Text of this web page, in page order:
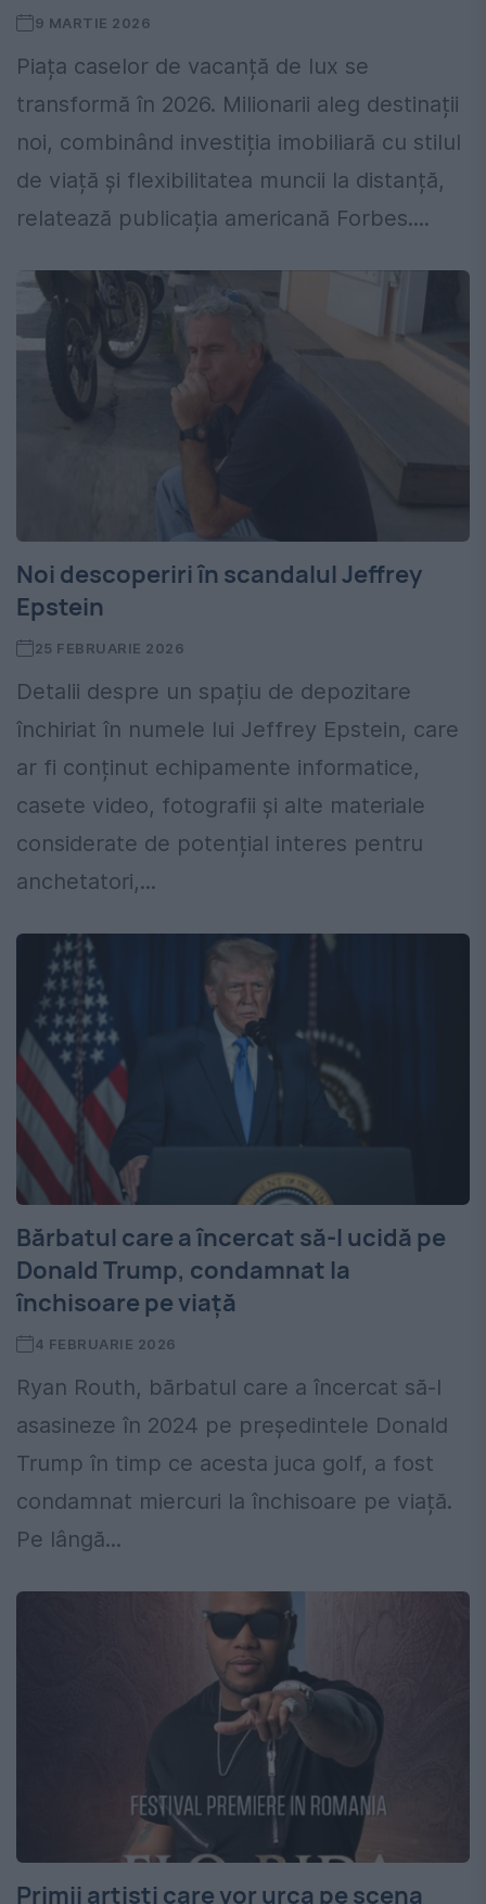
9 MARTIE 2026
Piața caselor de vacanță de lux se
transformă în 2026. Milionarii aleg destinații
noi, combinând investiția imobiliară cu stilul
de viață și flexibilitatea muncii la distanță,
relatează publicația americană Forbes....
Noi descoperiri în scandalul Jeffrey
Epstein
25 FEBRUARIE 2026
Detalii despre un spațiu de depozitare
închiriat în numele lui Jeffrey Epstein, care
ar fi conținut echipamente informatice,
casete video, fotografii și alte materiale
considerate de potențial interes pentru
anchetatori,...
Bărbatul care a încercat să-l ucidă pe
Donald Trump, condamnat la
închisoare pe viață
4 FEBRUARIE 2026
Ryan Routh, bărbatul care a încercat să-l
asasineze în 2024 pe președintele Donald
Trump în timp ce acesta juca golf, a fost
condamnat miercuri la închisoare pe viață.
Pe lângă...
Primii artiști care vor urca pe scena